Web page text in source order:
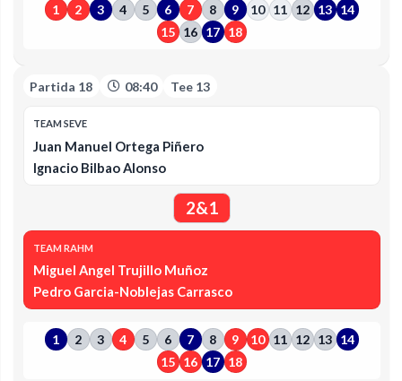
1 2 3 4 5 6 7 8 9 10 11 12 13 14
15 16 17 18
Partida 18 08:40 Tee 13
TEAM SEVE
Juan Manuel Ortega Piñero
Ignacio Bilbao Alonso
2&1
TEAM RAHM
Miguel Angel Trujillo Muñoz
Pedro Garcia-Noblejas Carrasco
1 2 3 4 5 6 7 8 9 10 11 12 13 14
15 16 17 18